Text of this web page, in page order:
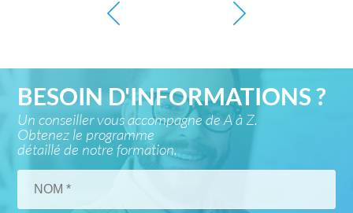
BESOIN D'INFORMATIONS ?
Un conseiller vous accompagne de A à Z.
Obtenez le programme
détaillé de notre formation.